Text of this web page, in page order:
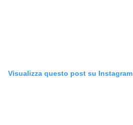
Visualizza questo post su Instagram